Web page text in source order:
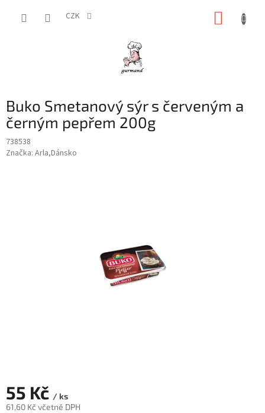
CZK
Buko Smetanový sýr s červeným a
černým pepřem 200g
738538
Značka: Arla,Dánsko
55 Kč / ks
61,60 Kč včetně DPH